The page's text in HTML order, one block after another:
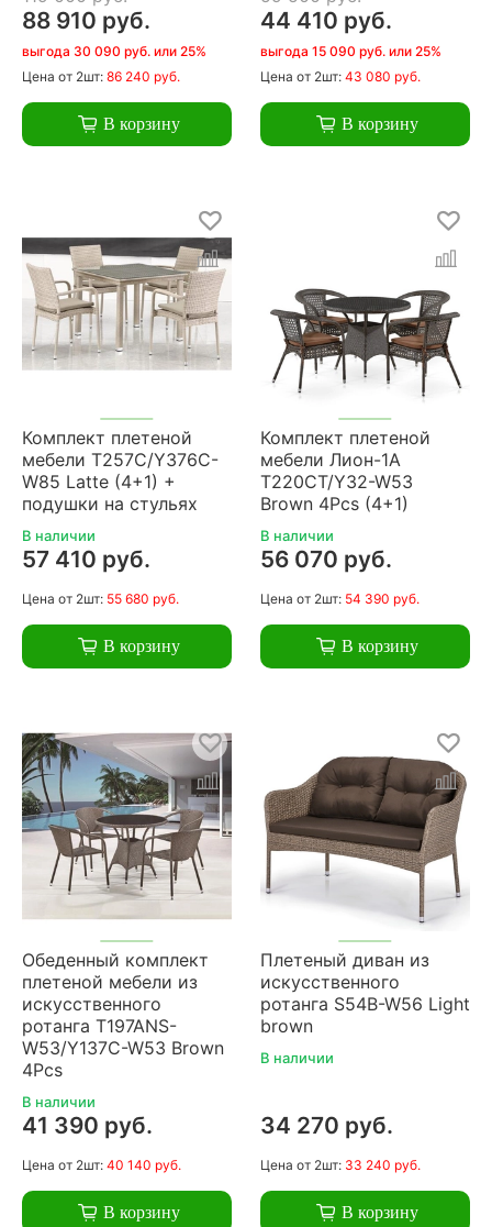
88 910 руб.
выгода 30 090 руб. или 25%
Цена от 2шт: 86 240 руб.
В корзину
44 410 руб.
выгода 15 090 руб. или 25%
Цена от 2шт: 43 080 руб.
В корзину
Комплект плетеной
мебели T257C/Y376C-
W85 Latte (4+1) +
подушки на стульях
В наличии
57 410 руб.
Цена от 2шт: 55 680 руб.
В корзину
Комплект плетеной
мебели Лион-1A
T220CT/Y32-W53
Brown 4Pcs (4+1)
В наличии
56 070 руб.
Цена от 2шт: 54 390 руб.
В корзину
Обеденный комплект
плетеной мебели из
искусственного
ротанга T197ANS-
W53/Y137C-W53 Brown
4Pcs
В наличии
41 390 руб.
Цена от 2шт: 40 140 руб.
В корзину
Плетеный диван из
искусственного
ротанга S54B-W56 Light
brown
В наличии
34 270 руб.
Цена от 2шт: 33 240 руб.
В корзину